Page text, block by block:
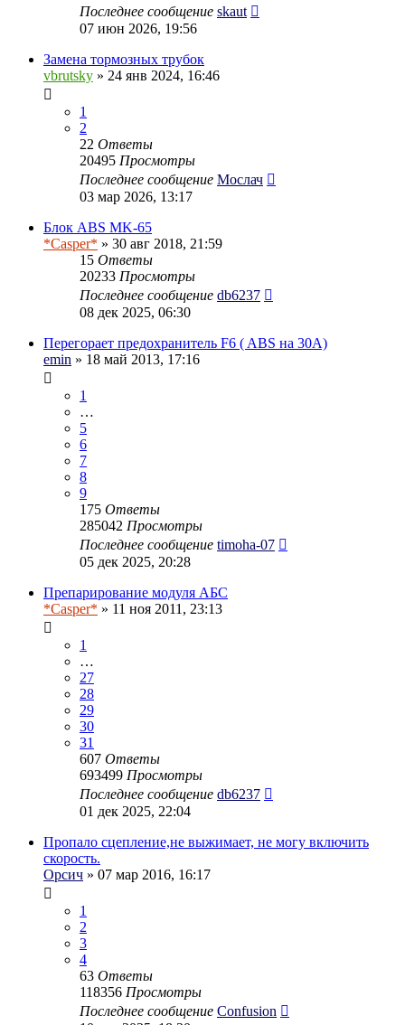
Последнее сообщение skaut
07 июн 2026, 19:56
Замена тормозных трубок
vbrutsky » 24 янв 2024, 16:46
1
2
22 Ответы
20495 Просмотры
Последнее сообщение Мослач
03 мар 2026, 13:17
Блок ABS MK-65
*Casper* » 30 авг 2018, 21:59
15 Ответы
20233 Просмотры
Последнее сообщение db6237
08 дек 2025, 06:30
Перегорает предохранитель F6 ( ABS на 30А)
emin » 18 май 2013, 17:16
1
…
5
6
7
8
9
175 Ответы
285042 Просмотры
Последнее сообщение timoha-07
05 дек 2025, 20:28
Препарирование модуля АБС
*Casper* » 11 ноя 2011, 23:13
1
…
27
28
29
30
31
607 Ответы
693499 Просмотры
Последнее сообщение db6237
01 дек 2025, 22:04
Пропало сцепление,не выжимает, не могу включить
скорость.
Орсич » 07 мар 2016, 16:17
1
2
3
4
63 Ответы
118356 Просмотры
Последнее сообщение Confusion